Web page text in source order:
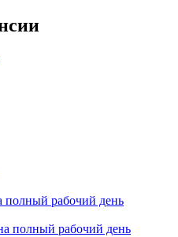
полный рабочий день
полный рабочий день